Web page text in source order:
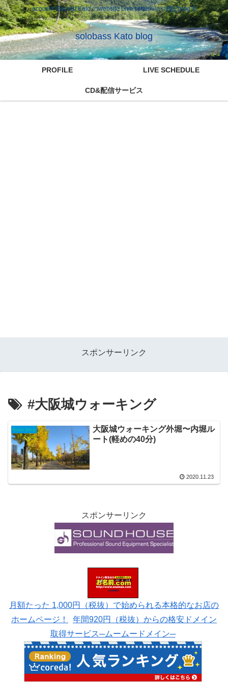
acoustic Bassist Kato のwebsite Live scheduleや雑記blog等
solobass Kato blog
PROFILE LIVE SCHEDULE
CD&配信サービス
スポンサーリンク
#大阪城ウォーキング
Kato blog
大阪城ウォーキング外堀〜内堀ル
ート(軽めの40分)
2020.11.23
スポンサーリンク
月額たった 1,000円（税抜）で始められる本格的なお店の
ホームページ！
年間920円（税抜）からの格安ドメイン
取得サービス─ムームードメイン─